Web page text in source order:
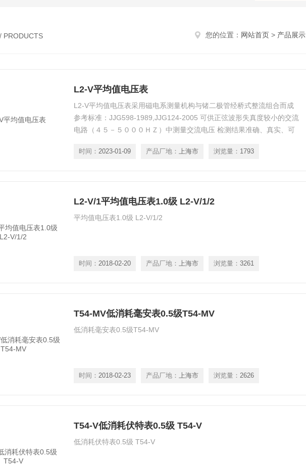
/ PRODUCTS 您的位置： 网站首页 > 产品展示
L2-V平均值电压表
L2-V平均值电压表采用磁电系测量机构与锗二极管经桥式整流组合而成
参考标准：JJG598-1989,JJG124-2005 可供正弦波形失真度较小的交流
电路（４５－５０００ＨＺ）中测量交流电压 检测结果准确、真实、可
均值成正比，故特别适用与对软磁材料测量损耗之用
时间： 2023-01-09 产品厂地： 上海市 浏览量： 1793
L2-V/1平均值电压表1.0级 L2-V/1/2
平均值电压表1.0级 L2-V/1/2
时间： 2018-02-20 产品厂地： 上海市 浏览量： 3261
T54-MV低消耗毫安表0.5级T54-MV
低消耗毫安表0.5级T54-MV
时间： 2018-02-23 产品厂地： 上海市 浏览量： 2626
T54-V低消耗伏特表0.5级 T54-V
低消耗伏特表0.5级 T54-V